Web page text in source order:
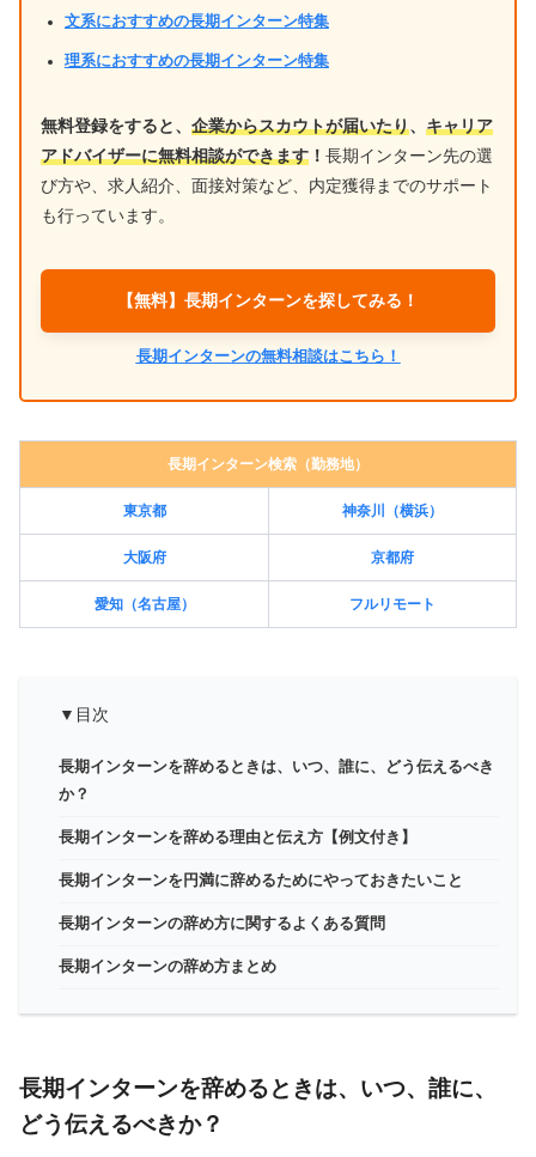
文系におすすめの長期インターン特集
理系におすすめの長期インターン特集
無料登録をすると、 企業からスカウトが届いたり、 キャリア
アドバイザーに無料相談ができます ！ 長期インターン先の選
び方や、求人紹介、面接対策など、内定獲得までのサポート
も行っています。
【無料】長期インターンを探してみる！
長期インターンの無料相談はこちら！
長期インターン検索（勤務地）
東京都 神奈川（横浜）
大阪府 京都府
愛知（名古屋） フルリモート
▼目次
長期インターンを辞めるときは、いつ、誰に、どう伝えるべき
か？
長期インターンを辞める理由と伝え方【例文付き】
長期インターンを円満に辞めるためにやっておきたいこと
長期インターンの辞め方に関するよくある質問
長期インターンの辞め方まとめ
長期インターンを辞めるときは、いつ、誰に、
どう伝えるべきか？